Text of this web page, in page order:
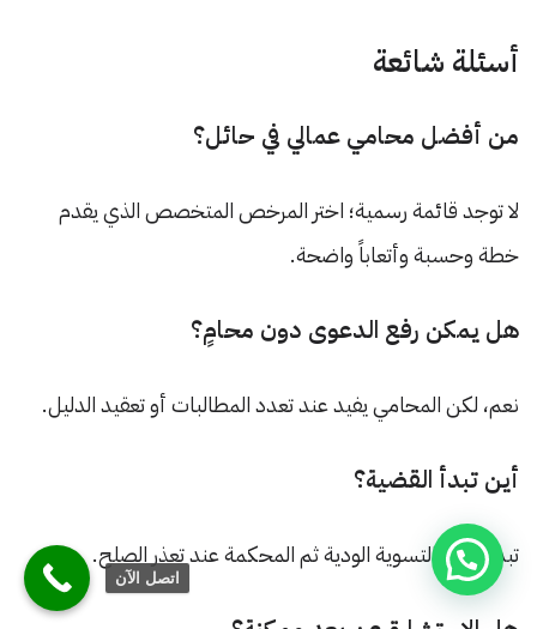
أسئلة شائعة
من أفضل محامي عمالي في حائل؟
لا توجد قائمة رسمية؛ اختر المرخص المتخصص الذي يقدم
خطة وحسبة وأتعاباً واضحة.
هل يمكن رفع الدعوى دون محامٍ؟
نعم، لكن المحامي يفيد عند تعدد المطالبات أو تعقيد الدليل.
أين تبدأ القضية؟
تبدأ غالباً بالتسوية الودية ثم المحكمة عند تعذر الصلح.
اتصل الآن